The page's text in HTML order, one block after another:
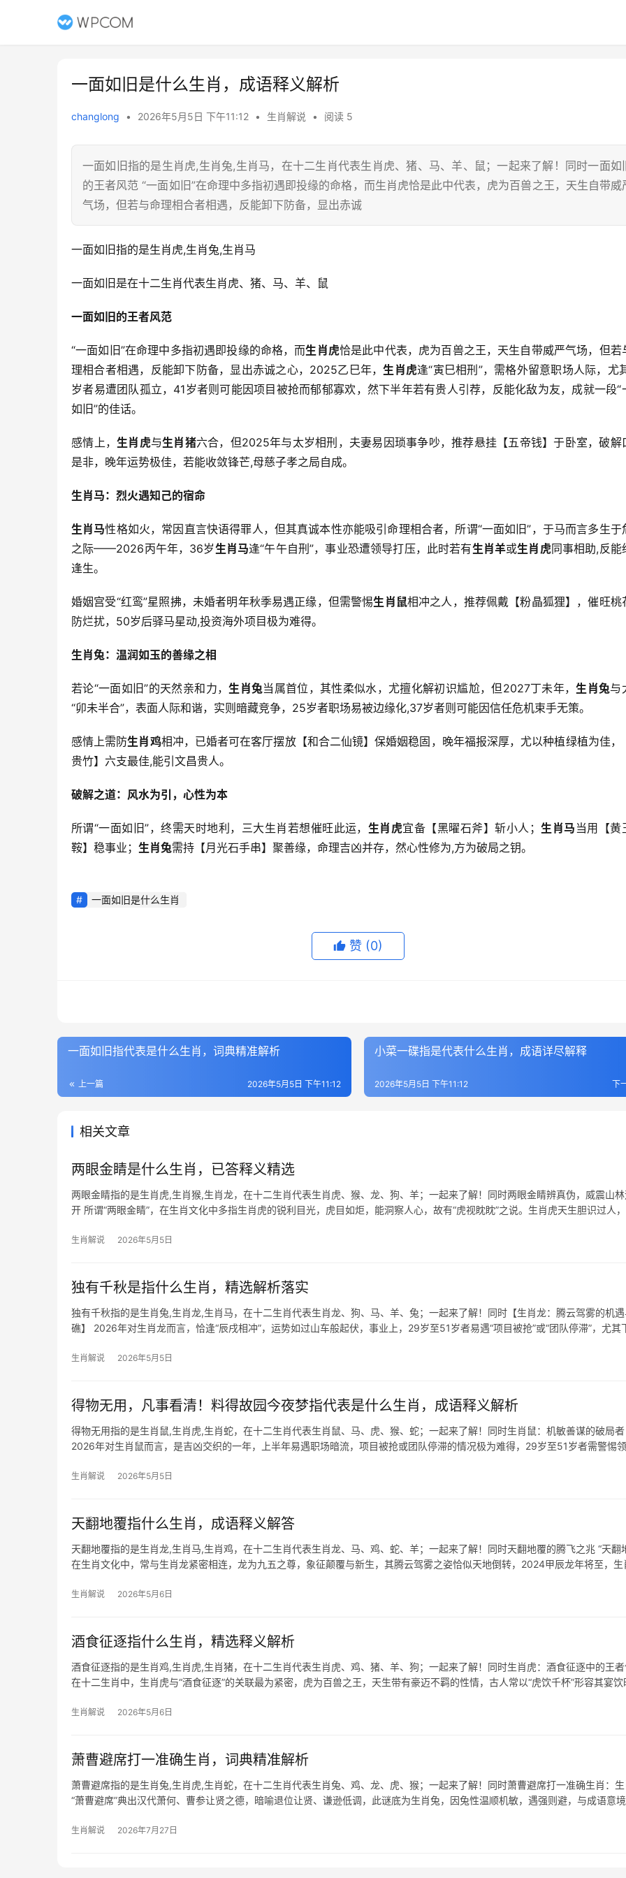
一面如旧是什么生肖，成语释义解析
changlong • 2026年5月5日 下午11:12 • 生肖解说 • 阅读 5
一面如旧指的是生肖虎,生肖兔,生肖马，在十二生肖代表生肖虎、猪、马、羊、鼠；一起来了解！同时一面如
的王者风范 “一面如旧”在命理中多指初遇即投缘的命格，而生肖虎恰是此中代表，虎为百兽之王，天生自带威
气场，但若与命理相合者相遇，反能卸下防备，显出赤诚
一面如旧指的是生肖虎,生肖兔,生肖马
一面如旧是在十二生肖代表生肖虎、猪、马、羊、鼠
一面如旧的王者风范
“一面如旧”在命理中多指初遇即投缘的命格，而生肖虎恰是此中代表，虎为百兽之王，天生自带威严气场，但若
理相合者相遇，反能卸下防备，显出赤诚之心，2025乙巳年，生肖虎逢“寅巳相刑”，需格外留意职场人际，尤
岁者易遭团队孤立，41岁者则可能因项目被抢而郁郁寡欢，然下半年若有贵人引荐，反能化敌为友，成就一段“
如旧”的佳话。
感情上， 生肖虎与生肖猪六合，但2025年与太岁相刑，夫妻易因琐事争吵，推荐悬挂【五帝钱】于卧室，破解
是非，晚年运势极佳，若能收敛锋芒,母慈子孝之局自成。
生肖马：烈火遇知己的宿命
生肖马性格如火，常因直言快语得罪人，但其真诚本性亦能吸引命理相合者，所谓“一面如旧”，于马而言多生于
之际——2026丙午年，36岁生肖马逢“午午自刑”，事业恐遭领导打压，此时若有生肖羊或生肖虎同事相助,反能
逢生。
婚姻宫受“红鸾”星照拂，未婚者明年秋季易遇正缘，但需警惕生肖鼠相冲之人，推荐佩戴【粉晶狐狸】，催旺桃
防烂扰，50岁后驿马星动,投资海外项目极为难得。
生肖兔：温润如玉的善缘之相
若论“一面如旧”的天然亲和力，生肖兔当属首位，其性柔似水，尤擅化解初识尴尬，但2027丁未年，生肖兔与
“卯未半合”，表面人际和谐，实则暗藏竞争，25岁者职场易被边缘化,37岁者则可能因信任危机束手无策。
感情上需防生肖鸡相冲，已婚者可在客厅摆放【和合二仙镜】保婚姻稳固，晚年福报深厚，尤以种植绿植为佳，
贵竹】六支最佳,能引文昌贵人。
破解之道：风水为引，心性为本
所谓“一面如旧”，终需天时地利，三大生肖若想催旺此运， 生肖虎宜备【黑曜石斧】斩小人； 生肖马 当用【黄
鞍】稳事业； 生肖兔需持【月光石手串】聚善缘，命理吉凶并存，然心性修为,方为破局之钥。
一面如旧是什么生肖
赞 (0)
一面如旧指代表是什么生肖，词典精准解析
上一篇 2026年5月5日 下午11:12
小菜一碟指是代表什么生肖，成语详尽解释
下
2026年5月5日 下午11:12
相关文章
两眼金睛是什么生肖，已答释义精选
两眼金睛指的是生肖虎,生肖猴,生肖龙，在十二生肖代表生肖虎、猴、龙、狗、羊；一起来了解！同时两眼金睛辨真伪，威震山
开 所谓“两眼金睛”，在生肖文化中多指生肖虎的锐利目光，虎目如炬，能洞察人心，故有“虎视眈眈”之说。生肖虎天生胆识过人
生肖解说 2026年5月5日
独有千秋是指什么生肖，精选解析落实
独有千秋指的是生肖兔,生肖龙,生肖马，在十二生肖代表生肖龙、狗、马、羊、兔；一起来了解！同时【生肖龙：腾云驾雾的机
礁】 2026年对生肖龙而言，恰逢“辰戌相冲”，运势如过山车般起伏，事业上，29岁至51岁者易遇“项目被抢”或“团队停滞”，尤其
生肖解说 2026年5月5日
得物无用，凡事看清！料得故园今夜梦指代表是什么生肖，成语释义解析
得物无用指的是生肖鼠,生肖虎,生肖蛇，在十二生肖代表生肖鼠、马、虎、猴、蛇；一起来了解！同时生肖鼠：机敏善谋的破局者
2026年对生肖鼠而言，是吉凶交织的一年，上半年易遇职场暗流，项目被抢或团队停滞的情况极为难得，29岁至51岁者需警惕
生肖解说 2026年5月5日
天翻地覆指什么生肖，成语释义解答
天翻地覆指的是生肖龙,生肖马,生肖鸡，在十二生肖代表生肖龙、马、鸡、蛇、羊；一起来了解！同时天翻地覆的腾飞之兆 “天翻
在生肖文化中，常与生肖龙紧密相连，龙为九五之尊，象征颠覆与新生，其腾云驾雾之姿恰似天地倒转，2024甲辰龙年将至，生
生肖解说 2026年5月6日
酒食征逐指什么生肖，精选释义解析
酒食征逐指的是生肖鸡,生肖虎,生肖猪，在十二生肖代表生肖虎、鸡、猪、羊、狗；一起来了解！同时生肖虎：酒食征逐中的王
在十二生肖中，生肖虎与“酒食征逐”的关联最为紧密，虎为百兽之王，天生带有豪迈不羁的性情，古人常以“虎饮千杯”形容其宴饮
生肖解说 2026年5月6日
萧曹避席打一准确生肖，词典精准解析
萧曹避席指的是生肖兔,生肖虎,生肖蛇，在十二生肖代表生肖兔、鸡、龙、虎、猴；一起来了解！同时萧曹避席打一准确生肖：
“萧曹避席”典出汉代萧何、曹参让贤之德，暗喻退位让贤、谦逊低调，此谜底为生肖兔，因兔性温顺机敏，遇强则避，与成语意
生肖解说 2026年7月27日